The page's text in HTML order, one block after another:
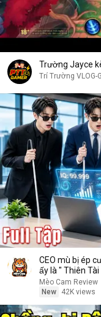
Trường Jayce
Trí Trường VLOG-
CEO mù bị ép
ấy là " Thiên
Mèo Cam Review
New
42K views